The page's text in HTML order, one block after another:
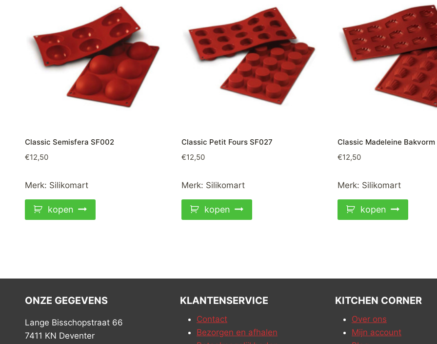
Classic Semisfera SF002
€12,50
Merk: Silikomart
kopen
Classic Petit Fours SF027
€12,50
Merk: Silikomart
kopen
Classic Madeleine Bakvorm
€12,50
Merk: Silikomart
kopen
ONZE GEGEVENS
Lange Bisschopstraat 66
7411 KN Deventer
KLANTENSERVICE
Contact
Bezorgen en afhalen
KITCHEN CORNER
Over ons
Mijn account